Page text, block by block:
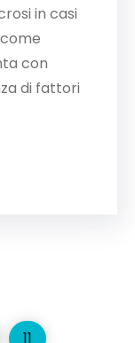
in casi
con
di fattori
11